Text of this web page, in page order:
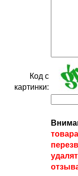
Код с
картинки: